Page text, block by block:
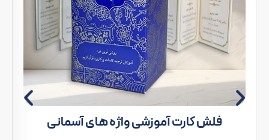
فلش کارت آموزشی واژه های آسمانی